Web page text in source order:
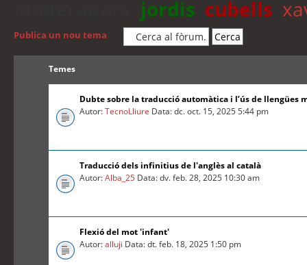
jordis cubells
Publica un nou tema
Temes
Dubte sobre la traducció automàtica i l’ús de llengües
Autor:TecnoLliure Data: dc. oct. 15, 2025 5:44 pm
Traducció dels infinitius de l'anglès al català
Autor:Alba_25 Data: dv. feb. 28, 2025 10:30 am
Flexió del mot 'infant'
Autor:alluji Data: dt. feb. 18, 2025 1:50 pm